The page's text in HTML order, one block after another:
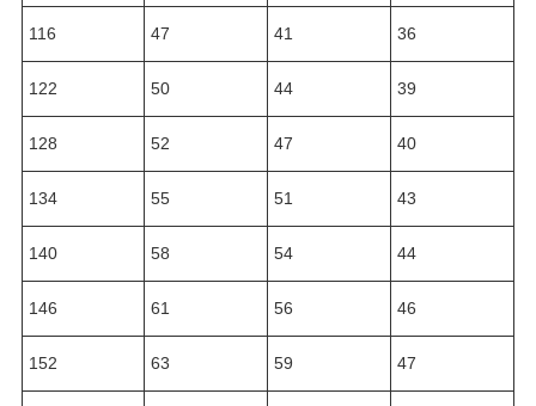
116 47 41 36
122 50 44 39
128 52 47 40
134 55 51 43
140 58 54 44
146 61 56 46
152 63 59 47